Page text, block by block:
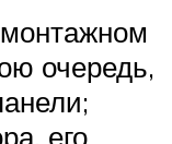
очередь,
его